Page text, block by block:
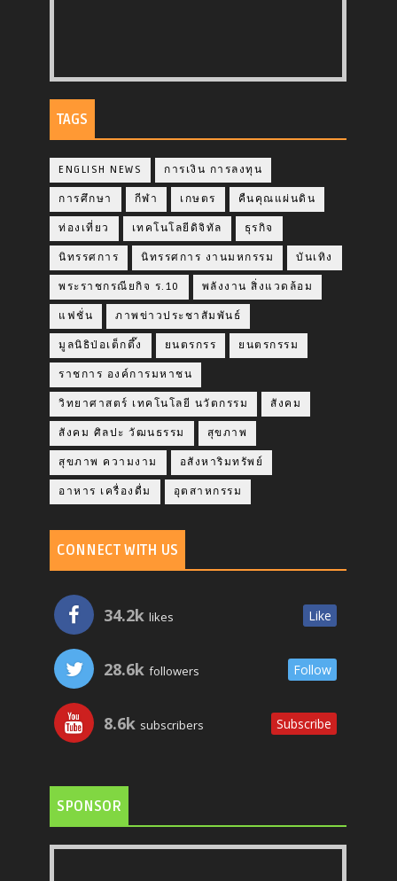
TAGS
ENGLISH NEWS การเงิน การลงทุน
การศึกษา กีฬา เกษตร คืนคุณแผ่นดิน
ท่องเที่ยว เทคโนโลยีดิจิทัล ธุรกิจ
นิทรรศการ นิทรรศการ งานมหกรรม บันเทิง
พระราชกรณียกิจ ร.10 พลังงาน สิ่งแวดล้อม
แฟชั่น ภาพข่าวประชาสัมพันธ์
มูลนิธิป่อเต็กตึ๊ง ยนตรกรร ยนตรกรรม
ราชการ องค์การมหาชน
วิทยาศาสตร์ เทคโนโลยี นวัตกรรม สังคม
สังคม ศิลปะ วัฒนธรรม สุขภาพ
สุขภาพ ความงาม อสังหาริมทรัพย์
อาหาร เครื่องดื่ม อุตสาหกรรม
CONNECT WITH US
34.2k likes Like
28.6k followers Follow
8.6k subscribers Subscribe
SPONSOR